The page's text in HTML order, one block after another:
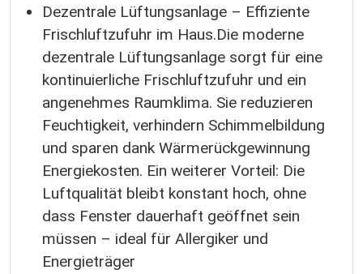
Dezentrale Lüftungsanlage – Effiziente
Frischluftzufuhr im Haus.Die moderne
dezentrale Lüftungsanlage sorgt für eine
kontinuierliche Frischluftzufuhr und ein
angenehmes Raumklima. Sie reduzieren
Feuchtigkeit, verhindern Schimmelbildung
und sparen dank Wärmerückgewinnung
Energiekosten. Ein weiterer Vorteil: Die
Luftqualität bleibt konstant hoch, ohne
dass Fenster dauerhaft geöffnet sein
müssen – ideal für Allergiker und
Energieträger